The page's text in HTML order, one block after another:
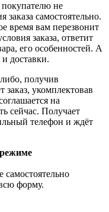
не
самостоятельно.
время вам перезвонит
заказа, ответит
его особенностей. А
доставки.
получив
заказ, укомплектовав
на
сейчас. Получает
телефон и ждёт
форму.